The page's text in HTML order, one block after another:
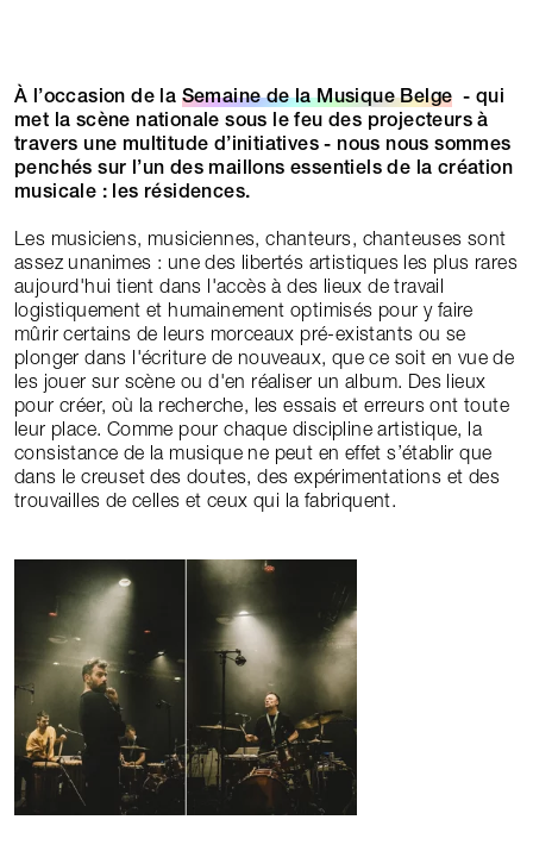
À l’occasion de la Semaine de la Musique Belge - qui
met la scène nationale sous le feu des projecteurs à
travers une multitude d’initiatives - nous nous sommes
penchés sur l’un des maillons essentiels de la création
musicale : les résidences.
Les musiciens, musiciennes, chanteurs, chanteuses sont
assez unanimes : une des libertés artistiques les plus rares
aujourd'hui tient dans l'accès à des lieux de travail
logistiquement et humainement optimisés pour y faire
mûrir certains de leurs morceaux pré-existants ou se
plonger dans l'écriture de nouveaux, que ce soit en vue de
les jouer sur scène ou d'en réaliser un album. Des lieux
pour créer, où la recherche, les essais et erreurs ont toute
leur place. Comme pour chaque discipline artistique, la
consistance de la musique ne peut en effet s’établir que
dans le creuset des doutes, des expérimentations et des
trouvailles de celles et ceux qui la fabriquent.